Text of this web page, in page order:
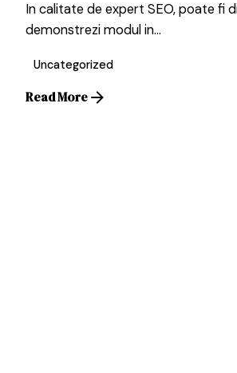
In calitate de expert SEO, poate fi
demonstrezi modul in...
Uncategorized
Read More